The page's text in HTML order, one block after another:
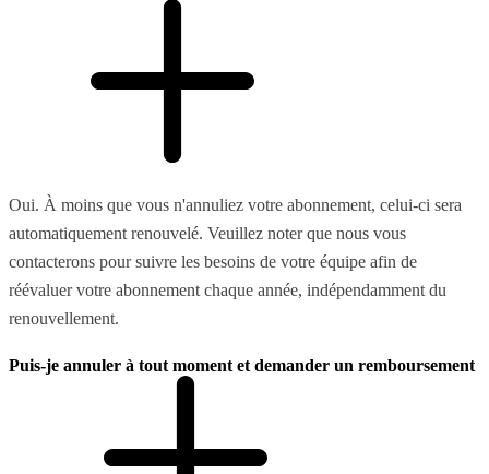
Oui. À moins que vous n'annuliez votre abonnement, celui-ci sera
automatiquement renouvelé. Veuillez noter que nous vous
contacterons pour suivre les besoins de votre équipe afin de
réévaluer votre abonnement chaque année, indépendamment du
renouvellement.
Puis-je annuler à tout moment et demander un remboursement